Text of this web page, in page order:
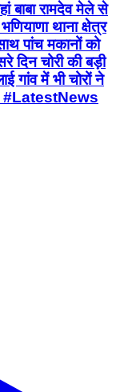
रामदेव मेले से
थाना क्षेत्र
पांच मकानों को
दिन चोरी की बड़ी
गांव में भी चोरों ने
#LatestNews